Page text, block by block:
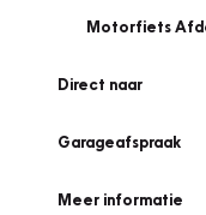
Motorfiets
Direct naar
Garageafspraak
Meer informatie